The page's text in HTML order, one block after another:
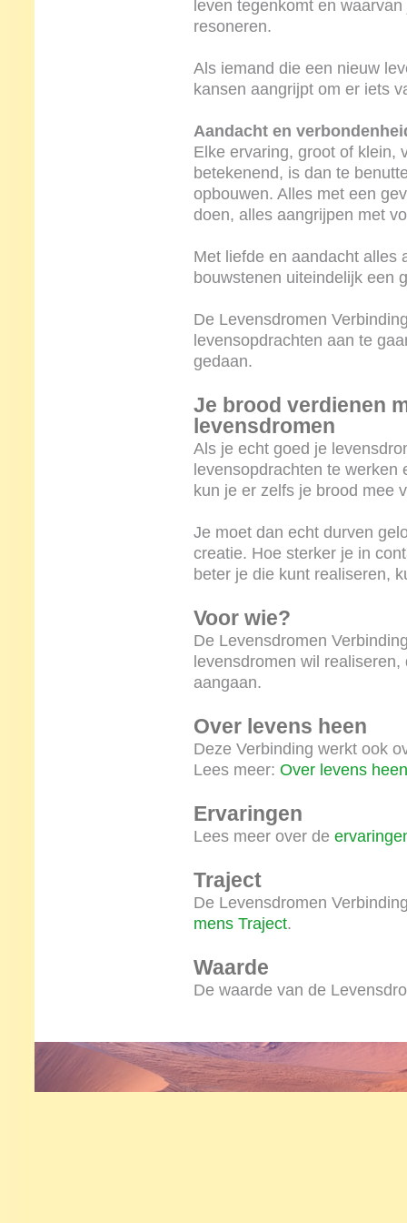
leven tegenkomt en
resoneren.
Als iemand die een nieuw
kansen aangrijpt om er iets
Aandacht en
Elke ervaring, groot of klein,
betekenend, is dan te
opbouwen. Alles met een
doen, alles aangrijpen met
Met liefde en aandacht alles
bouwstenen uiteindelijk een
De Levensdromen
levensopdrachten aan te
gedaan.
Je brood verdienen
levensdromen
Als je echt goed je
levensopdrachten te
kun je er zelfs je brood mee
Je moet dan echt durven
creatie. Hoe sterker je in
beter je die kunt realiseren,
Voor wie?
De Levensdromen
levensdromen wil
aangaan.
Over levens heen
Deze Verbinding werkt ook
Lees meer: Over levens heen
Ervaringen
Lees meer over de
Traject
De Levensdromen
mens Traject.
Waarde
De waarde van de